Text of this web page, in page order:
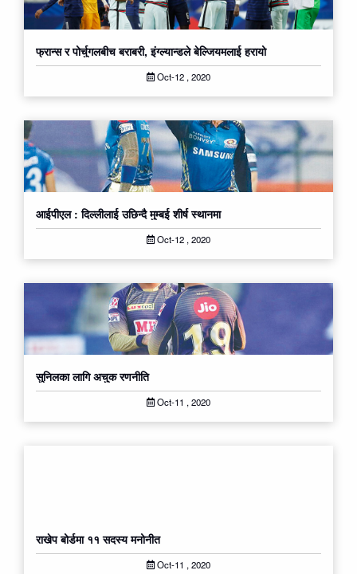
फ्रान्स र पोर्चुगलबीच बराबरी, इंग्ल्यान्डले बेल्जियमलाई हरायो
Oct-12 , 2020
आईपीएल : दिल्लीलाई उछिन्दै मुम्बई शीर्ष स्थानमा
Oct-12 , 2020
सुनिलका लागि अचुक रणनीति
Oct-11 , 2020
राखेप बोर्डमा ११ सदस्य मनोनीत
Oct-11 , 2020